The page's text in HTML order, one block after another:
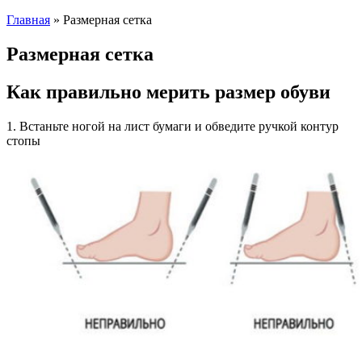
Главная » Размерная сетка
Размерная сетка
Как правильно мерить размер обуви
1. Встаньте ногой на лист бумаги и обведите ручкой контур
стопы